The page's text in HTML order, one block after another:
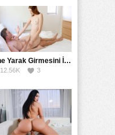
İçine Yarak Girmesini İsteyince Kuzeninin Penisini Kullandı
12.56K 3